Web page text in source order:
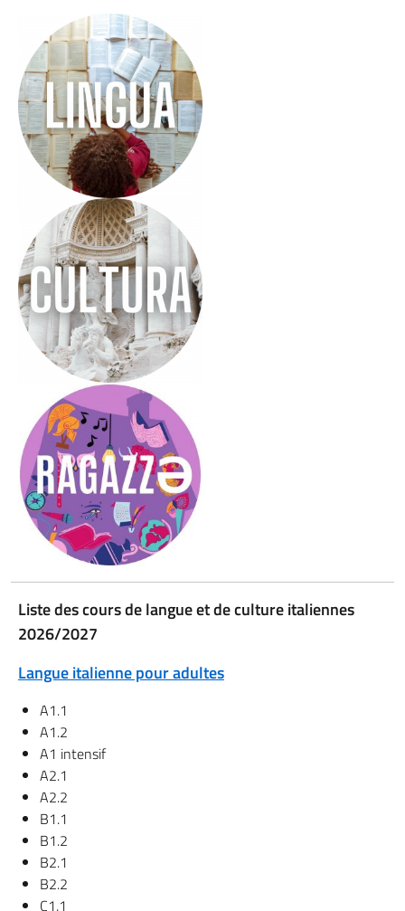
Liste des cours de langue et de culture italiennes
2026/2027
Langue italienne pour adultes
A1.1
A1.2
A1 intensif
A2.1
A2.2
B1.1
B1.2
B2.1
B2.2
C1.1